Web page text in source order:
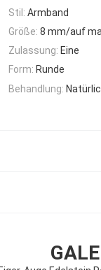
Stil: Armband
Größe: 8 mm/auf
Zulassung: Eine
Form: Runde
Behandlung: